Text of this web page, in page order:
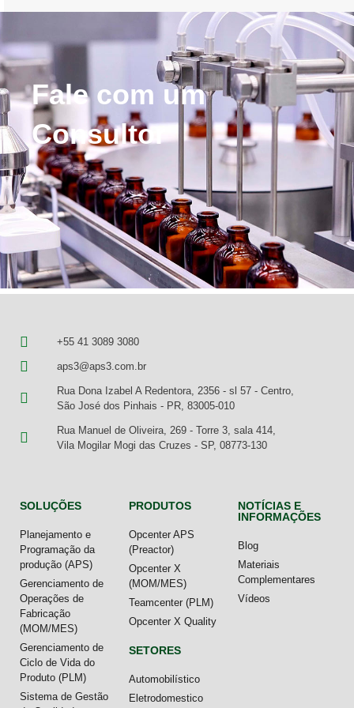
Fale com um
Consultor
+55 41 3089 3080
aps3@aps3.com.br
Rua Dona Izabel A Redentora, 2356 - sl 57 - Centro,
São José dos Pinhais - PR, 83005-010
Rua Manuel de Oliveira, 269 - Torre 3, sala 414,
Vila Mogilar Mogi das Cruzes - SP, 08773-130
SOLUÇÕES
Planejamento e
Programação da
produção (APS)
Gerenciamento de
Operações de
Fabricação
(MOM/MES)
Gerenciamento de
Ciclo de Vida do
Produto (PLM)
Sistema de Gestão
PRODUTOS
Opcenter APS
(Preactor)
Opcenter X
(MOM/MES)
Teamcenter (PLM)
Opcenter X Quality
SETORES
Automobilístico
Eletrodomestico
NOTÍCIAS E
INFORMAÇÕES
Blog
Materiais
Complementares
Vídeos